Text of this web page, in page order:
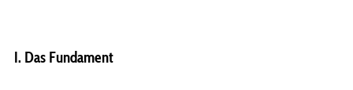
I. Das Fundament